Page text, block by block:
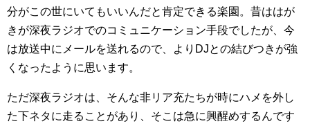
分がこの世にいてもいいんだと肯定できる楽園。昔ははが
きが深夜ラジオでのコミュニケーション手段でしたが、今
は放送中にメールを送れるので、よりDJとの結びつきが強
くなったように思います。
ただ深夜ラジオは、そんな非リア充たちが時にハメを外し
た下ネタに走ることがあり、そこは急に興醒めするんです